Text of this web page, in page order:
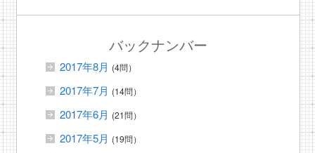
バックナンバー
2017年8月 (4問）
2017年7月 (14問）
2017年6月 (21問）
2017年5月 (19問）